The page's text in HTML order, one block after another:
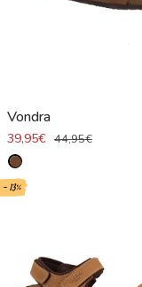
Vondra
39,95€ 44,95€
- 13%